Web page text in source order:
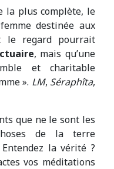
la plus complète, le
destinée aux
le regard pourrait
, mais qu’une
et charitable
». LM, Séraphîta,
que ne le sont les
de la terre
la vérité ?
vos méditations